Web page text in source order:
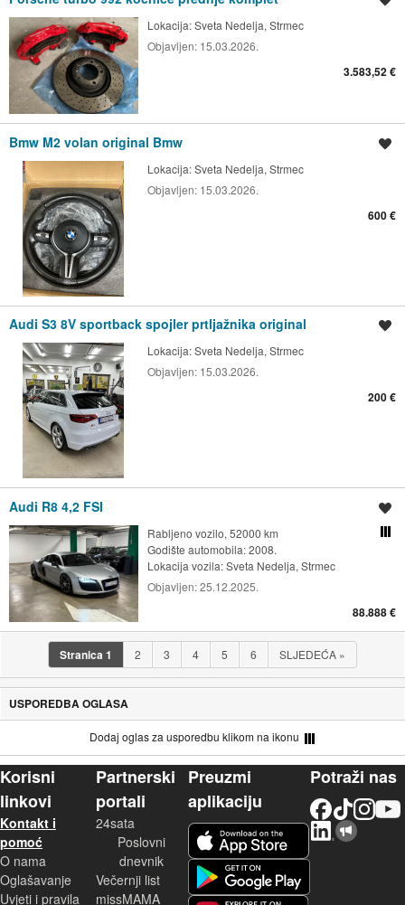
Lokacija:Sveta Nedelja, Strmec
Objavljen: 15.03.2026.
3.583,52 €
Bmw M2 volan original Bmw
Lokacija:Sveta Nedelja, Strmec
Objavljen: 15.03.2026.
600 €
Audi S3 8V sportback spojler prtljažnika original
Lokacija:Sveta Nedelja, Strmec
Objavljen: 15.03.2026.
200 €
Audi R8 4,2 FSI
Rabljeno vozilo, 52000 km
Godište automobila: 2008.
Lokacija vozila:Sveta Nedelja, Strmec
Objavljen:25.12.2025.
88.888 €
Stranica1 2 3 4 5 6 SLJEDEĆA »
USPOREDBA OGLASA
Dodaj oglas za usporedbu klikom na ikonu
Korisni
linkovi
Kontakt i
pomoć
O nama
Oglašavanje
Uvjeti i pravila
Partnerski
portali
24sata
Poslovni
dnevnik
Večernji list
missMAMA
Preuzmi
aplikaciju
Potraži nas